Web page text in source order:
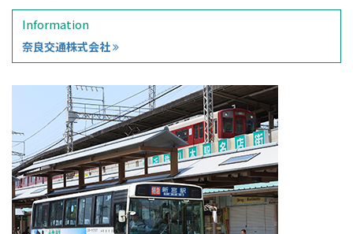
Information
奈良交通株式会社